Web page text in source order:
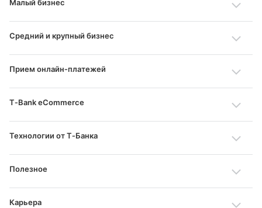
Малый бизнес
Средний и крупный бизнес
Прием онлайн‑платежей
T‑Bank eCommerce
Технологии от Т‑Банка
Полезное
Карьера